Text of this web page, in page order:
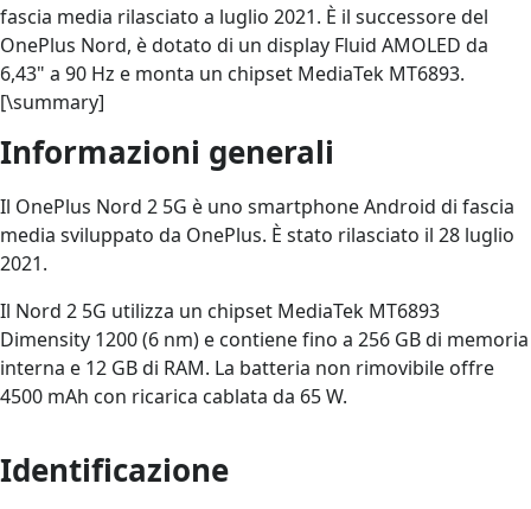
fascia media rilasciato a luglio 2021. È il successore del
OnePlus Nord, è dotato di un display Fluid AMOLED da
6,43" a 90 Hz e monta un chipset MediaTek MT6893.
[\summary]
Informazioni generali
Il OnePlus Nord 2 5G è uno smartphone Android di fascia
media sviluppato da OnePlus. È stato rilasciato il 28 luglio
2021.
Il Nord 2 5G utilizza un chipset MediaTek MT6893
Dimensity 1200 (6 nm) e contiene fino a 256 GB di memoria
interna e 12 GB di RAM. La batteria non rimovibile offre
4500 mAh con ricarica cablata da 65 W.
Identificazione